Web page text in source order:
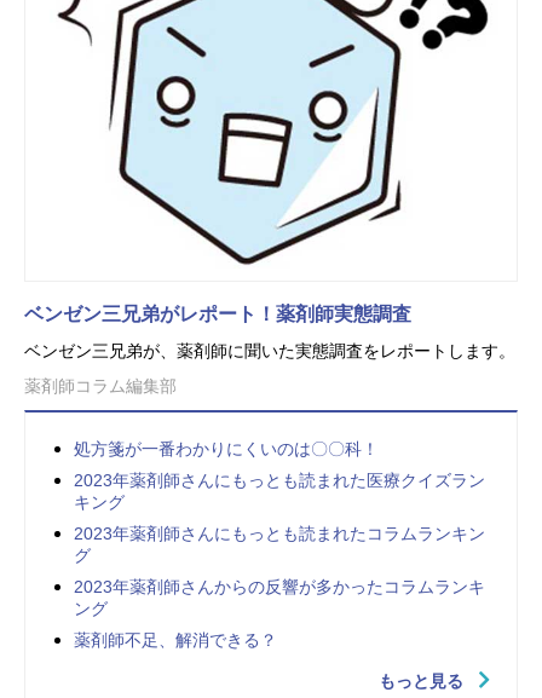
ベンゼン三兄弟がレポート！薬剤師実態調査
ベンゼン三兄弟が、薬剤師に聞いた実態調査をレポートします。
薬剤師コラム編集部
処方箋が一番わかりにくいのは〇〇科！
2023年薬剤師さんにもっとも読まれた医療クイズラン
キング
2023年薬剤師さんにもっとも読まれたコラムランキン
グ
2023年薬剤師さんからの反響が多かったコラムランキ
ング
薬剤師不足、解消できる？
もっと見る